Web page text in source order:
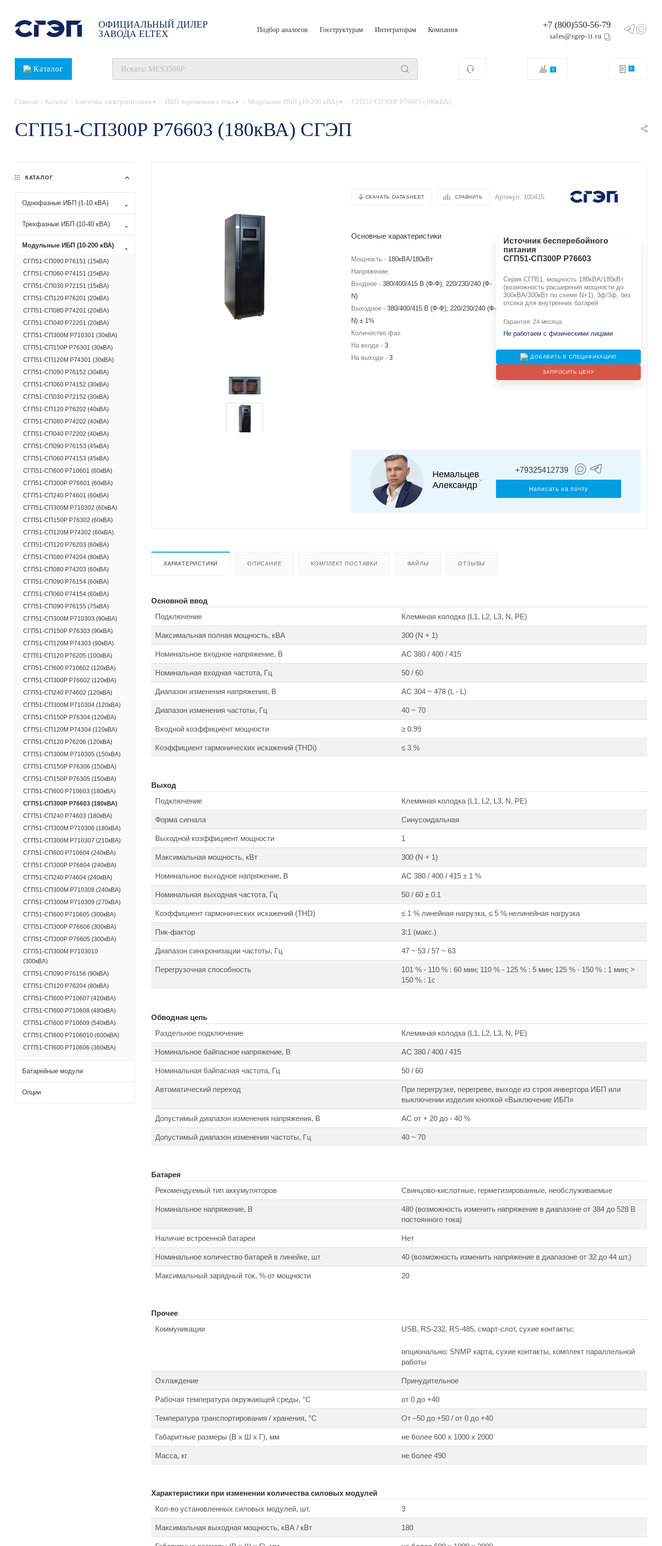
ОФИЦИАЛЬНЫЙ ДИЛЕР
ЗАВОДА ELTEX
Подбор аналогов Госструктурам Интеграторам Компания +7 (800)550-56-79
sales@sgep-it.ru
Каталог 0 0
Главная - Каталог - Системы электропитания - ИБП переменного тока - Модульные ИБП (10-200 кВА) - СГП51-СП300Р Р76603 (180кВА)
СГП51-СП300Р Р76603 (180кВА) СГЭП
СКАЧАТЬ DATASHEET СРАВНИТЬ Артикул: 100415
Основные характеристики
Мощность - 180кВА/180кВт
Напряжение:
Входное - 380/400/415 В (Ф-Ф); 220/230/240 (Ф-
N)
Выходное - 380/400/415 В (Ф-Ф); 220/230/240 (Ф-
N) ± 1%
Количество фаз:
На входе - 3
На выходе - 3
Источник бесперебойного
питания
СГП51-СП300Р Р76603
Серия СГП51, мощность 180кВА/180кВт
(возможность расширения мощности до
300кВА/300кВт по схеме N+1), 3ф/3ф, без
отсека для внутренних батарей
Гарантия: 24 месяца
Не работаем с физическими лицами
ДОБАВИТЬ В СПЕЦИФИКАЦИЮ
ЗАПРОСИТЬ ЦЕНУ
Немальцев
Александр
+79325412739
Написать на почту
ХАРАКТЕРИСТИКИ ОПИСАНИЕ КОМПЛЕКТ ПОСТАВКИ ФАЙЛЫ ОТЗЫВЫ
Основной ввод
Подключение
Клеммная колодка (L1, L2, L3, N, PE)
Максимальная полная мощность, кВА 300 (N + 1)
Номинальное входное напряжение, В АС 380 / 400 / 415
Номинальная входная частота, Гц 50 / 60
Диапазон изменения напряжения, В АС 304 ~ 478 (L - L)
Диапазон изменения частоты, Гц 40 ~ 70
Входной коэффициент мощности ≥ 0.99
Коэффициент гармонических искажений (THDi) ≤ 3 %
Выход
Подключение
Клеммная колодка (L1, L2, L3, N, PE)
Форма сигнала Синусоидальная
Выходной коэффициент мощности 1
Максимальная мощность, кВт 300 (N + 1)
Номинальное выходное напряжение, В АС 380 / 400 / 415 ± 1 %
Номинальная выходная частота, Гц 50 / 60 ± 0.1
Коэффициент гармонических искажений (THD) ≤ 1 % линейная нагрузка, ≤ 5 % нелинейная нагрузка
Пик-фактор 3:1 (макс.)
Диапазон синхронизации частоты, Гц 47 ~ 53 / 57 ~ 63
Перегрузочная способность
101 % - 110 % : 60 мин; 110 % - 125 % : 5 мин; 125 % - 150 % : 1 мин; >
150 % : 1с
Обводная цепь
Раздельное подключение
Клеммная колодка (L1, L2, L3, N, PE)
Номинальное байпасное напряжение, В АС 380 / 400 / 415
Номинальная байпасная частота, Гц 50 / 60
Автоматический переход
При перегрузке, перегреве, выходе из строя инвертора ИБП или
выключении изделия кнопкой «Выключение ИБП»
Допустимый диапазон изменения напряжения, В АС от + 20 до - 40 %
Допустимый диапазон изменения частоты, Гц 40 ~ 70
Батарея
Рекомендуемый тип аккумуляторов
Свинцово-кислотные, герметизированные, необслуживаемые
Номинальное напряжение, В
480 (возможность изменить напряжение в диапазоне от 384 до 528 В
постоянного тока)
Наличие встроенной батареи Нет
Номинальное количество батарей в линейке, шт 40 (возможность изменить напряжение в диапазоне от 32 до 44 шт.)
Максимальный зарядный ток, % от мощности 20
Прочее
Коммуникации
USB, RS-232, RS-485, смарт-слот, сухие контакты;
опционально: SNMP карта, сухие контакты, комплект параллельной
работы
Охлаждение Принудительное
Рабочая температура окружающей среды, °С от 0 до +40
Температура транспортирования / хранения, °С От –50 до +50 / от 0 до +40
Габаритные размеры (В х Ш х Г), мм не более 600 х 1000 х 2000
Масса, кг не более 490
Характеристики при изменении количества силовых модулей
Кол-во установленных силовых модулей, шт.
3
Максимальная выходная мощность, кВА / кВт 180
КАТАЛОГ
Однофазные ИБП (1-10 кВА)
Трехфазные ИБП (10-40 кВА)
Модульные ИБП (10-200 кВА)
СГП51-СП090 Р76151 (15кВА)
СГП51-СП060 Р74151 (15кВА)
СГП51-СП030 Р72151 (15кВА)
СГП51-СП120 Р76201 (20кВА)
СГП51-СП080 Р74201 (20кВА)
СГП51-СП040 Р72201 (20кВА)
СГП51-СП300М Р710301 (30кВА)
СГП51-СП150Р Р76301 (30кВА)
СГП51-СП120M Р74301 (30кВА)
СГП51-СП090 Р76152 (30кВА)
СГП51-СП060 Р74152 (30кВА)
СГП51-СП030 Р72152 (30кВА)
СГП51-СП120 Р76202 (40кВА)
СГП51-СП080 Р74202 (40кВА)
СГП51-СП040 Р72202 (40кВА)
СГП51-СП090 Р76153 (45кВА)
СГП51-СП060 Р74153 (45кВА)
СГП51-СП600 Р710601 (60кВА)
СГП51-СП300Р Р76601 (60кВА)
СГП51-СП240 Р74601 (60кВА)
СГП51-СП300М Р710302 (60кВА)
СГП51-СП150Р Р76302 (60кВА)
СГП51-СП120M Р74302 (60кВА)
СГП51-СП120 Р76203 (60кВА)
СГП51-СП080 Р74204 (80кВА)
СГП51-СП080 Р74203 (60кВА)
СГП51-СП090 Р76154 (60кВА)
СГП51-СП060 Р74154 (60кВА)
СГП51-СП090 Р76155 (75кВА)
СГП51-СП300М Р710303 (90кВА)
СГП51-СП150Р Р76303 (90кВА)
СГП51-СП120M Р74303 (90кВА)
СГП51-СП120 Р76205 (100кВА)
СГП51-СП600 Р710602 (120кВА)
СГП51-СП300Р Р76602 (120кВА)
СГП51-СП240 Р74602 (120кВА)
СГП51-СП300М Р710304 (120кВА)
СГП51-СП150Р Р76304 (120кВА)
СГП51-СП120M Р74304 (120кВА)
СГП51-СП120 Р76206 (120кВА)
СГП51-СП300М Р710305 (150кВА)
СГП51-СП150Р Р76306 (150кВА)
СГП51-СП150Р Р76305 (150кВА)
СГП51-СП600 Р710603 (180кВА)
СГП51-СП300Р Р76603 (180кВА)
СГП51-СП240 Р74603 (180кВА)
СГП51-СП300М Р710306 (180кВА)
СГП51-СП300М Р710307 (210кВА)
СГП51-СП600 Р710604 (240кВА)
СГП51-СП300Р Р76604 (240кВА)
СГП51-СП240 Р74604 (240кВА)
СГП51-СП300М Р710308 (240кВА)
СГП51-СП300М Р710309 (270кВА)
СГП51-СП600 Р710605 (300кВА)
СГП51-СП300Р Р76606 (300кВА)
СГП51-СП300Р Р76605 (300кВА)
СГП51-СП300М Р7103010
(300кВА)
СГП51-СП090 Р76156 (90кВА)
СГП51-СП120 Р76204 (80кВА)
СГП51-СП600 Р710607 (420кВА)
СГП51-СП600 Р710608 (480кВА)
СГП51-СП600 Р710609 (540кВА)
СГП51-СП600 Р7106010 (600кВА)
СГП51-СП600 Р710606 (360кВА)
Батарейные модули
Опции